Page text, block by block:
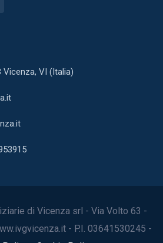
Vicenza, VI (Italia)
di Vicenza srl - Via Volto 63 -
- P.I. 03641530245 -